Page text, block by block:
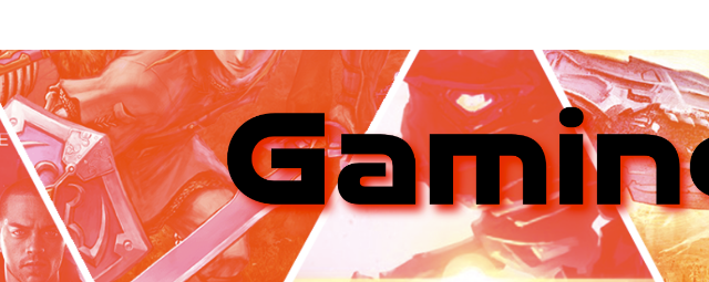
contenu
GamingNewZ
Tests
et
Actu
des
jeux
vidéo